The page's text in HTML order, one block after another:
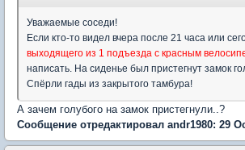
Уважаемые соседи!
Если кто-то видел вчера после 21 часа или
выходящего из 1 подъезда с красным
написать. На сиденье был пристегнут замок
Спёрли гады из закрытого тамбура!
А зачем голубого на замок пристегнули..?
Сообщение отредактировал andr1980: 29